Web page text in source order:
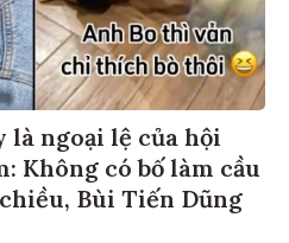
ngoại lệ của hội
Không có bố làm cầu
Bùi Tiến Dũng